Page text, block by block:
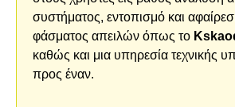
συστήματος, εντοπισμό και
φάσματος απειλών όπως το
καθώς και μια υπηρεσία τεχνικής
προς έναν.